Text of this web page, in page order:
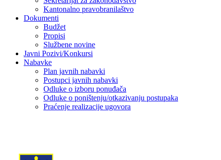
Kantonalno pravobranilaštvo
Dokumenti
Budžet
Propisi
Službene novine
Javni Pozivi/Konkursi
Nabavke
Plan javnih nabavki
Postupci javnih nabavki
Odluke o izboru ponuđača
Odluke o poništenju/otkazivanju postupaka
Praćenje realizacije ugovora